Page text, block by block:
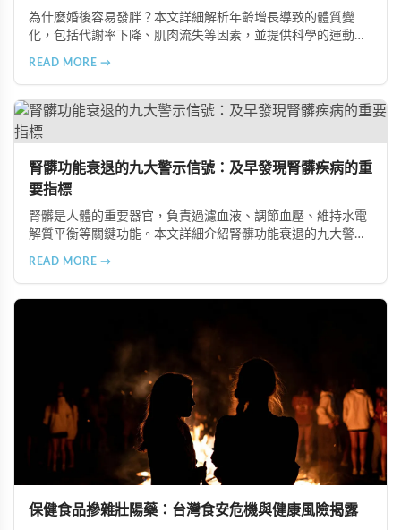
為什麼婚後容易發胖？本文詳細解析年齡增長導致的體質變
化，包括代謝率下降、肌肉流失等因素，並提供科學的運動與
READ MORE →
腎髒功能衰退的九大警示信號：及早發現腎髒疾病的重
要指標
腎髒是人體的重要器官，負責過濾血液、調節血壓、維持水電
解質平衡等關鍵功能。本文詳細介紹腎髒功能衰退的九大警示
READ MORE →
保健食品摻雜壯陽藥：台灣食安危機與健康風險揭露